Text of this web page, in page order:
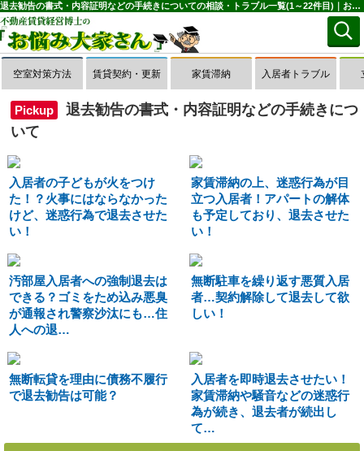
退去勧告の書式・内容証明などの手続きについての相談・トラブル一覧(1～22件目)｜お悩み大家さん
空室対策方法 賃貸契約・更新 家賃滞納 入居者トラブル
Pickup
退去勧告の書式・内容証明などの手続きにつ
いて
入居者の子どもが火をつけ
た！？火事にはならなかった
けど、迷惑行為で退去させた
い！
家賃滞納の上、迷惑行為が目
立つ入居者！アパートの解体
も予定しており、退去させた
い！
汚部屋入居者への強制退去は
できる？ゴミをため込み悪臭
が通報され警察沙汰にも…住
人への退…
無断駐車を繰り返す悪質入居
者…契約解除して退去して欲
しい！
無断転貸を理由に債務不履行
で退去勧告は可能？
入居者を即時退去させたい！
家賃滞納や騒音などの迷惑行
為が続き、退去者が続出し
て…